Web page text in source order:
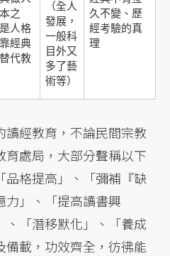
之
人格
經典
代教
（全人
發展，
一般科
目外又
多了藝
術等）
久不變、歷
經考驗的真
理
讀經教育，不論民間宗教
處局，大部分聲稱以下
品格提高」、「彌補『缺
力」、「提高讀書興
、「潛移默化」、「養成
載，功效齊全，彷彿能